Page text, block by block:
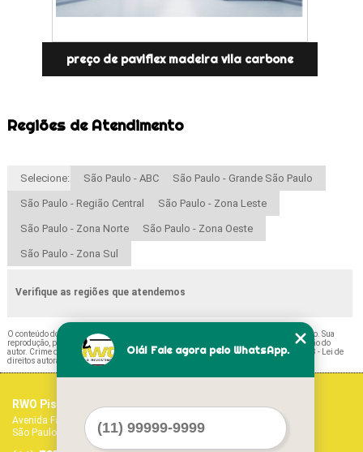
preço de paviflex madeira vila carbone
Regiões de Atendimento
Selecione: São Paulo - ABC São Paulo - Grande São Paulo
São Paulo - Região Central São Paulo - Zona Leste
São Paulo - Zona Norte São Paulo - Zona Oeste
São Paulo - Zona Sul
Verifique as regiões que atendemos
O conteúdo do texto " Paviflex Branco Preços Jardim Europa
" é de direito reservado. Sua
reprodução, parcial ou total, mesmo citando nossos links, é proibida sem a autorização do
autor. Crime de violação de direito autoral – artigo 184 do Código Penal –Lei 9610/98 - Lei de
direitos autorais
RWO Pisos Vinílicos
Avenida Fagundes Filho, 1017 - Vila Monte Alegre
São Paulo - SP - CEP: 04304-011
Home
Empresa
Missão
Olá! Fale agora pelo WhatsApp.